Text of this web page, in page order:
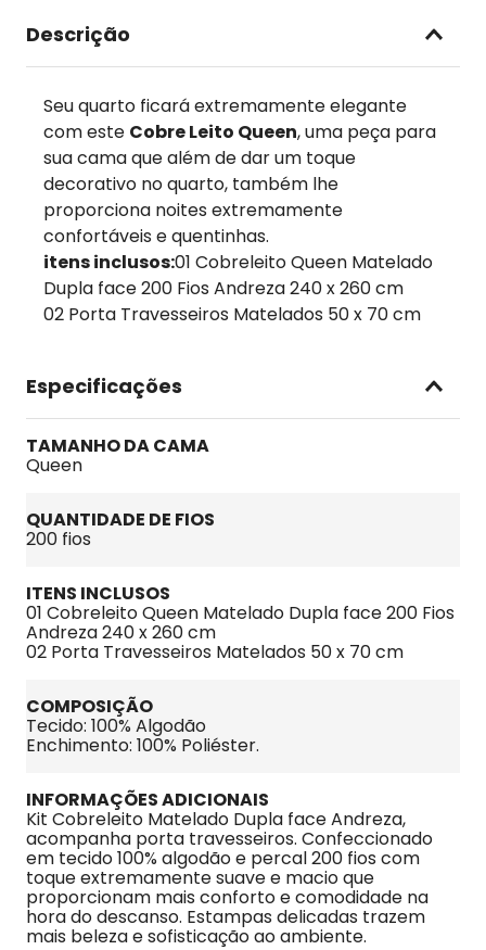
Descrição
Seu quarto ficará extremamente elegante
com este Cobre Leito Queen, uma peça para
sua cama que além de dar um toque
decorativo no quarto, também lhe
proporciona noites extremamente
confortáveis e quentinhas.
itens inclusos:01 Cobreleito Queen Matelado
Dupla face 200 Fios Andreza 240 x 260 cm
02 Porta Travesseiros Matelados 50 x 70 cm
Especificações
TAMANHO DA CAMA
Queen
QUANTIDADE DE FIOS
200 fios
ITENS INCLUSOS
01 Cobreleito Queen Matelado Dupla face 200 Fios
Andreza 240 x 260 cm
02 Porta Travesseiros Matelados 50 x 70 cm
COMPOSIÇÃO
Tecido: 100% Algodão
Enchimento: 100% Poliéster.
INFORMAÇÕES ADICIONAIS
Kit Cobreleito Matelado Dupla face Andreza,
acompanha porta travesseiros. Confeccionado
em tecido 100% algodão e percal 200 fios com
toque extremamente suave e macio que
proporcionam mais conforto e comodidade na
hora do descanso. Estampas delicadas trazem
mais beleza e sofisticação ao ambiente.